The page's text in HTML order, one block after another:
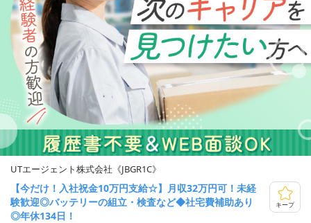
UTエージェント株式会社《JBGR1C》
【今だけ！入社祝金10万円支給☆】月収32万円可！未経
験歓迎◎バッテリーの組立・検査など◆社宅費補助あり
◎年休134日！
キープ